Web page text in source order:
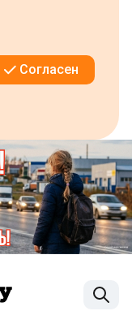
Согласен